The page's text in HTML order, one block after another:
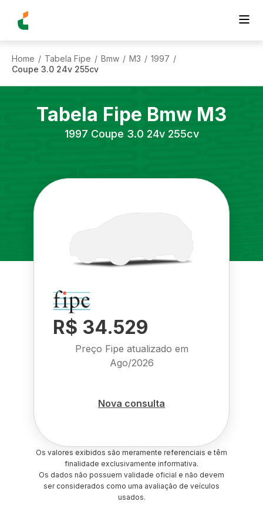
Home / Tabela Fipe / Bmw / M3 / 1997 /
Coupe 3.0 24v 255cv
Tabela Fipe Bmw M3
1997 Coupe 3.0 24v 255cv
R$ 34.529
Preço Fipe atualizado em
Ago/2026
Nova consulta
Os valores exibidos são meramente referenciais e têm
finalidade exclusivamente informativa.
Os dados não possuem validade oficial e não devem
ser considerados como uma avaliação de veículos
usados.